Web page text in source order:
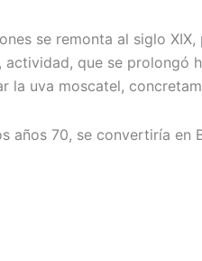
se remonta al siglo
que se prolongó
la uva moscatel,
años 70, se convertiría en